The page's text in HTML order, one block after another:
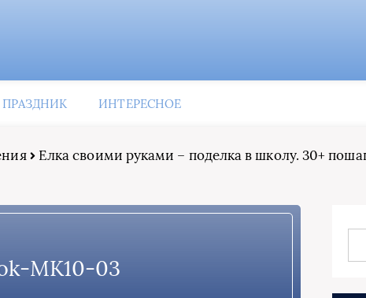
ПРАЗДНИК ИНТЕРЕСНОЕ
Елка своими руками – поделка в школу. 30+
MK10-03